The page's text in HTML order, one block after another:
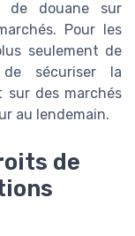
de douane sur
Pour les
seulement de
sécuriser la
des marchés
au lendemain.
de